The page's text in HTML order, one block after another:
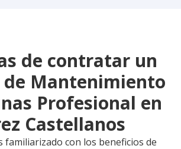
de contratar un
de Mantenimiento
Profesional en
Castellanos
familiarizado con los beneficios de